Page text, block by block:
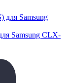
Samsung CLX-